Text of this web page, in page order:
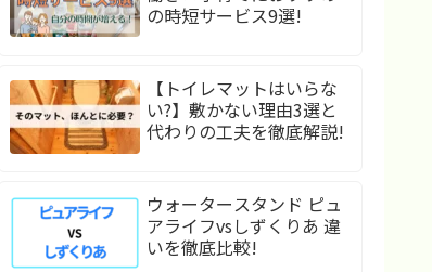
の時短サービス9選!
【トイレマットはいらな
い?】敷かない理由3選と
代わりの工夫を徹底解説!
ウォータースタンド ピュ
アライフvsしずくりあ 違
いを徹底比較!